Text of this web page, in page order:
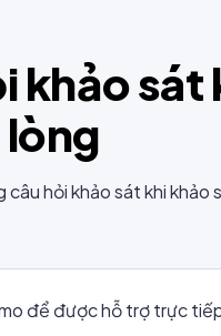
khảo sát
hỏi khảo sát khi khảo
để được hỗ trợ trực